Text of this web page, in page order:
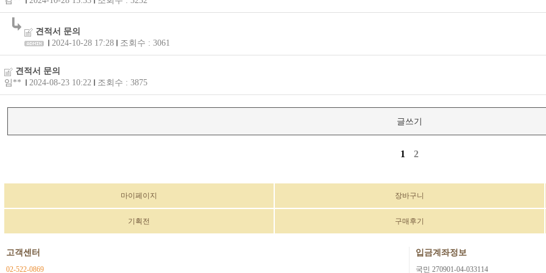
견적서 문의
2024-10-28 17:28
조회수 : 3061
견적서 문의
임**
2024-08-23 10:22 조회수 : 3875
글쓰기
1 2
마이페이지 장바구니
기획전 구매후기
고객센터
02-522-0869
입금계좌정보
국민 270901-04-033114